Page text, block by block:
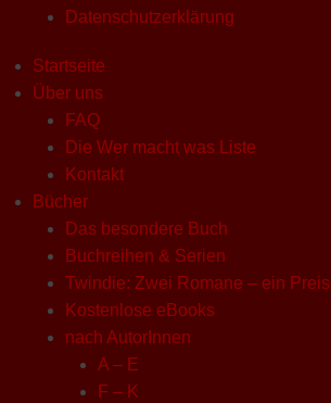
Datenschutzerklärung
Startseite
Über uns
FAQ
Die Wer macht was Liste
Kontakt
Bücher
Das besondere Buch
Buchreihen & Serien
Twindie: Zwei Romane – ein Preis
Kostenlose eBooks
nach AutorInnen
A – E
F – K